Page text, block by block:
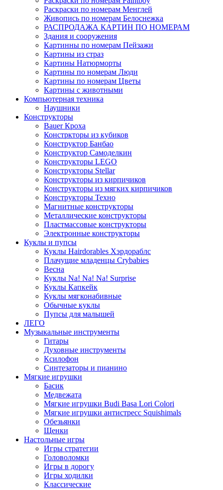
Раскраски по номерам Менглей
Живопись по номерам Белоснежка
РАСПРОДАЖА КАРТИН ПО НОМЕРАМ
Здания и сооружения
Картинны по номерам Пейзажи
Картины из страз
Картины Натюрморты
Картины по номерам Люди
Картины по номерам Цветы
Картины с животными
Компьютерная техника
Наушники
Конструкторы
Bauer Кроха
Констркторы из кубиков
Конструктор Банбао
Конструктор Самоделкин
Конструкторы LEGO
Конструкторы Stellar
Конструкторы из кирпичиков
Конструкторы из мягких кирпичиков
Конструкторы Техно
Магнитные конструкторы
Металлические конструкторы
Пластмассовые конструкторы
Электронные конструкторы
Куклы и пупсы
Куклы Hairdorables Хэрдораблс
Плачущие младенцы Crybabies
Весна
Куклы Na! Na! Na! Surprise
Куклы Капкейк
Куклы мягконабивные
Обычные куклы
Пупсы для малышей
ЛЕГО
Музыкальные инструменты
Гитары
Духовные инструменты
Ксилофон
Синтезаторы и пианино
Мягкие игрушки
Басик
Медвежата
Мягкие игрушки Budi Basa Lori Colori
Мягкие игрушки антистресс Squishimals
Обезьянки
Щенки
Настольные игры
Игры стратегии
Головоломки
Игры в дорогу
Игры ходилки
Классические